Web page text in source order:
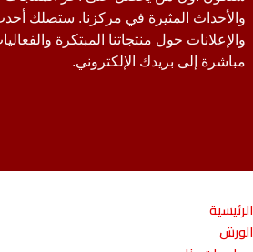
والأحداث المثيرة في مركزنا. ستصلك
والإعلانات حول منتجاتنا المبتكرة
مباشرة إلى بريدك الإلكتروني.
الرئيسية
الورش